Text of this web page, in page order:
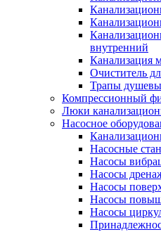
внутренний
Канализация
Очиститель
Трапы
Компрессионный
Люки
Насосное
Насосные
Насосы
Насосы
Насосы
Насосы
Насосы